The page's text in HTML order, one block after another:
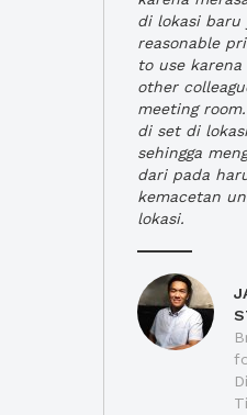
di lokasi baru
reasonable
to use
other
meeting
di set di
sehingga
dari pada
kemacetan
lokasi.